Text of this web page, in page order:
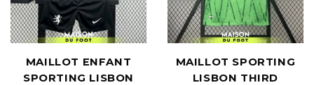
MAILLOT ENFANT
SPORTING LISBON
MAILLOT SPORTING
LISBON THIRD